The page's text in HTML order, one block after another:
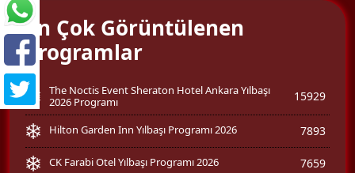
En Çok Görüntülenen
Programlar
The Noctis Event Sheraton Hotel Ankara Yılbaşı
2026 Programı
15929
Hilton Garden Inn Yılbaşı Programı 2026 7893
CK Farabi Otel Yılbaşı Programı 2026 7659